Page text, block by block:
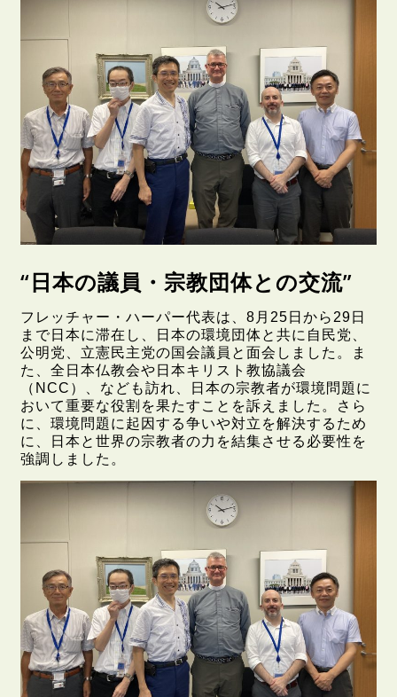
“日本の議員・宗教団体との交流”
フレッチャー・ハーパー代表は、8月25日から29日
まで日本に滞在し、日本の環境団体と共に自民党、
公明党、立憲民主党の国会議員と面会しました。ま
た、全日本仏教会や日本キリスト教協議会
（NCC）、なども訪れ、日本の宗教者が環境問題に
おいて重要な役割を果たすことを訴えました。さら
に、環境問題に起因する争いや対立を解決するため
に、日本と世界の宗教者の力を結集させる必要性を
強調しました。